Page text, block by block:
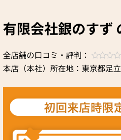
有限会社銀のすず
全店舗の口コミ・評判：
本店（本社）所在地：東京都足